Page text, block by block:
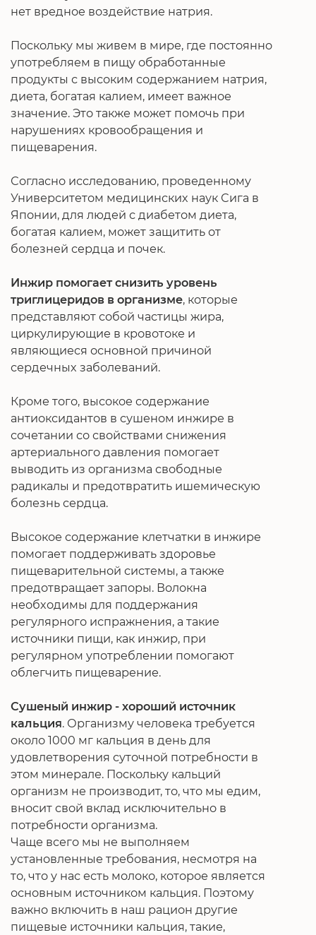
нет вредное воздействие натрия.
Поскольку мы живем в мире, где постоянно
употребляем в пищу обработанные
продукты с высоким содержанием натрия,
диета, богатая калием, имеет важное
значение. Это также может помочь при
нарушениях кровообращения и
пищеварения.
Согласно исследованию, проведенному
Университетом медицинских наук Сига в
Японии, для людей с диабетом диета,
богатая калием, может защитить от
болезней сердца и почек.
Инжир помогает снизить уровень
триглицеридов в организме, которые
представляют собой частицы жира,
циркулирующие в кровотоке и
являющиеся основной причиной
сердечных заболеваний.
Кроме того, высокое содержание
антиоксидантов в сушеном инжире в
сочетании со свойствами снижения
артериального давления помогает
выводить из организма свободные
радикалы и предотвратить ишемическую
болезнь сердца.
Высокое содержание клетчатки в инжире
помогает поддерживать здоровье
пищеварительной системы, а также
предотвращает запоры. Волокна
необходимы для поддержания
регулярного испражнения, а такие
источники пищи, как инжир, при
регулярном употреблении помогают
облегчить пищеварение.
Сушеный инжир - хороший источник
кальция. Организму человека требуется
около 1000 мг кальция в день для
удовлетворения суточной потребности в
этом минерале. Поскольку кальций
организм не производит, то, что мы едим,
вносит свой вклад исключительно в
потребности организма.
Чаще всего мы не выполняем
установленные требования, несмотря на
то, что у нас есть молоко, которое является
основным источником кальция. Поэтому
важно включить в наш рацион другие
пищевые источники кальция, такие,